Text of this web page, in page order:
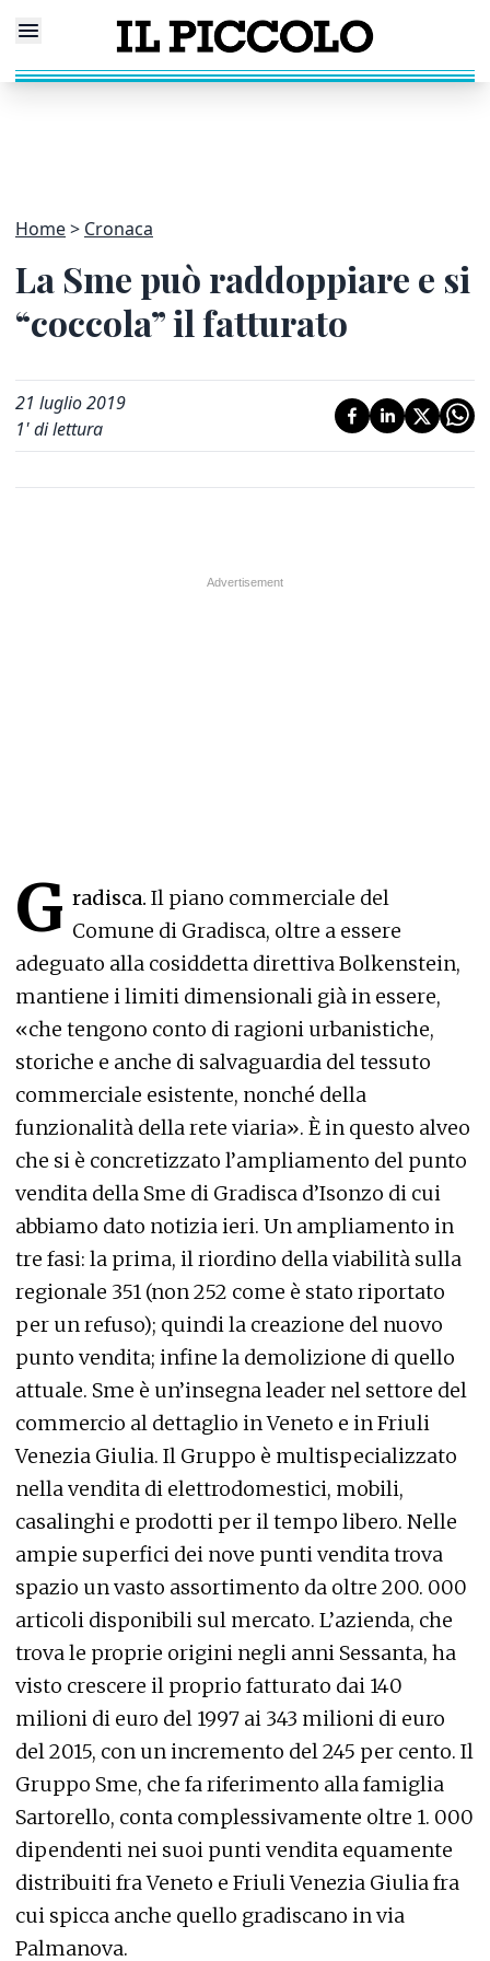
Home Cronaca
La Sme può raddoppiare e si
“coccola” il fatturato
21 luglio 2019
1' di lettura
G radisca. Il piano commerciale del
Comune di Gradisca, oltre a essere
adeguato alla cosiddetta direttiva Bolkenstein,
mantiene i limiti dimensionali già in essere,
«che tengono conto di ragioni urbanistiche,
storiche e anche di salvaguardia del tessuto
commerciale esistente, nonché della
funzionalità della rete viaria». È in questo alveo
che si è concretizzato l’ampliamento del punto
vendita della Sme di Gradisca d’Isonzo di cui
abbiamo dato notizia ieri. Un ampliamento in
tre fasi: la prima, il riordino della viabilità sulla
regionale 351 (non 252 come è stato riportato
per un refuso); quindi la creazione del nuovo
punto vendita; infine la demolizione di quello
attuale. Sme è un’insegna leader nel settore del
commercio al dettaglio in Veneto e in Friuli
Venezia Giulia. Il Gruppo è multispecializzato
nella vendita di elettrodomestici, mobili,
casalinghi e prodotti per il tempo libero. Nelle
ampie superfici dei nove punti vendita trova
spazio un vasto assortimento da oltre 200. 000
articoli disponibili sul mercato. L’azienda, che
trova le proprie origini negli anni Sessanta, ha
visto crescere il proprio fatturato dai 140
milioni di euro del 1997 ai 343 milioni di euro
del 2015, con un incremento del 245 per cento. Il
Gruppo Sme, che fa riferimento alla famiglia
Sartorello, conta complessivamente oltre 1. 000
dipendenti nei suoi punti vendita equamente
distribuiti fra Veneto e Friuli Venezia Giulia fra
cui spicca anche quello gradiscano in via
Palmanova.